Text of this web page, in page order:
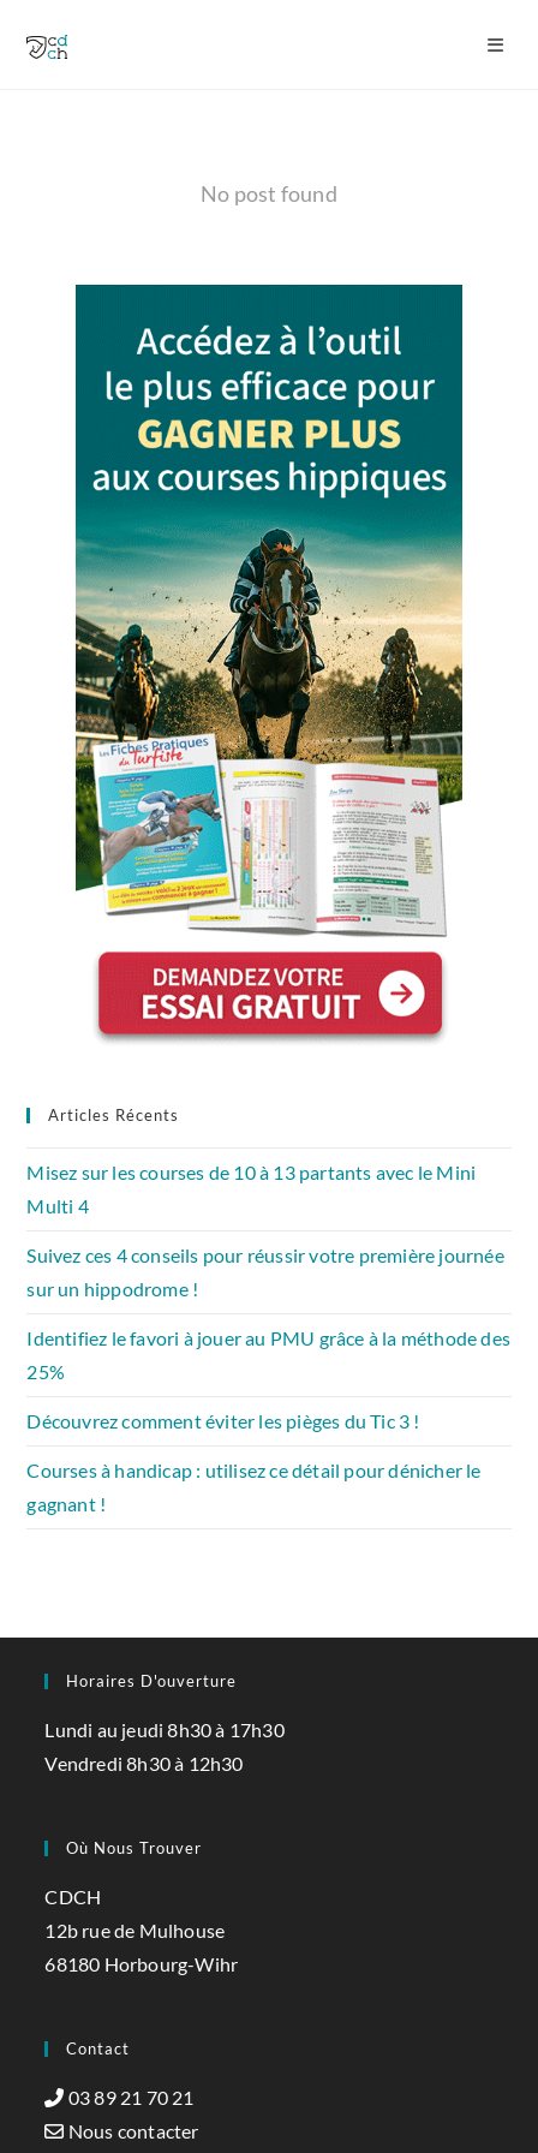
No post found
Articles Récents
Misez sur les courses de 10 à 13 partants avec le Mini
Multi 4
Suivez ces 4 conseils pour réussir votre première journée
sur un hippodrome !
Identifiez le favori à jouer au PMU grâce à la méthode des
25%
Découvrez comment éviter les pièges du Tic 3 !
Courses à handicap : utilisez ce détail pour dénicher le
gagnant !
Horaires D'ouverture
Lundi au jeudi 8h30 à 17h30
Vendredi 8h30 à 12h30
Où Nous Trouver
CDCH
12b rue de Mulhouse
68180 Horbourg-Wihr
Contact
03 89 21 70 21
Nous contacter